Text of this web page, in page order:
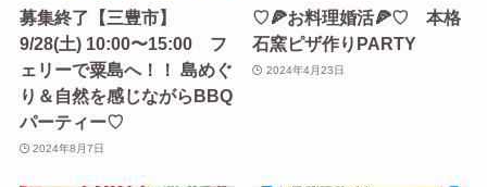
募集終了【三豊市】
9/28(土) 10:00〜15:00 フ
ェリーで粟島へ！！ 島めぐ
り＆自然を感じながらBBQ
パーティー♡
2024年8月7日
♡🍕お料理婚活🍕♡ 本格
石窯ピザ作りPARTY
2024年4月23日